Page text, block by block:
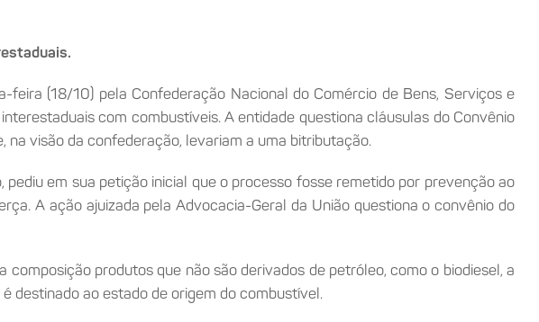
(18/10) pela Confederação Nacional do Comércio de Bens, Serviços e
com combustíveis. A entidade questiona cláusulas do Convênio
na visão da confederação, levariam a uma bitributação.
em sua petição inicial que o processo fosse remetido por prevenção ao
A ação ajuizada pela Advocacia-Geral da União questiona o convênio do
produtos que não são derivados de petróleo, como o biodiesel, a
destinado ao estado de origem do combustível.